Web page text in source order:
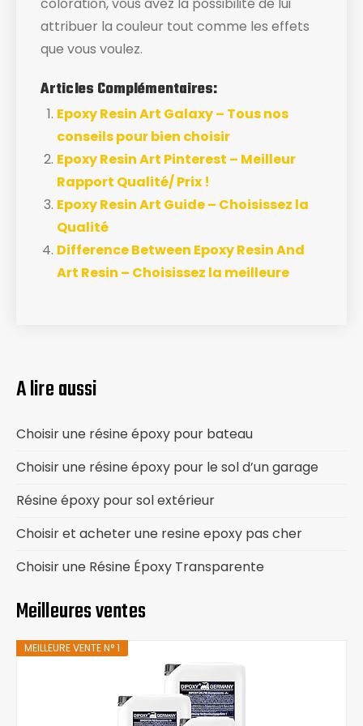
attribuer la couleur tout comme les effets
que vous voulez.
Articles Complémentaires:
Epoxy Resin Art Galaxy – Tous nos
conseils pour bien choisir
Epoxy Resin Art Pinterest – Meilleur
Rapport Qualité/ Prix !
Epoxy Resin Art Guide – Choisissez la
Qualité
Difference Between Epoxy Resin And
Art Resin – Choisissez la meilleure
A lire aussi
Choisir une résine époxy pour bateau
Choisir une résine époxy pour le sol d’un garage
Résine époxy pour sol extérieur
Choisir et acheter une resine epoxy pas cher
Choisir une Résine Époxy Transparente
Meilleures ventes
MEILLEURE VENTE N° 1